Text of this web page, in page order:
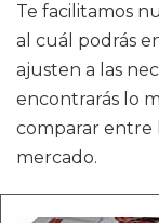
Te facilitamos
al cuál podrás
ajusten a las
encontrarás lo
comparar entre
mercado.